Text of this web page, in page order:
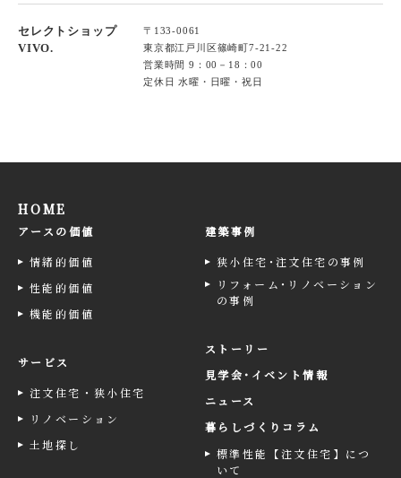
セレクトショップ
VIVO.
〒133-0061
東京都江戸川区篠崎町7-21-22
営業時間 9：00－18：00
定休日 水曜・日曜・祝日
HOME
アースの価値
情緒的価値
性能的価値
機能的価値
サービス
注文住宅・狭小住宅
リノベーション
土地探し
建築事例
狭小住宅･注文住宅の事例
リフォーム･リノベーション
の事例
ストーリー
見学会･イベント情報
ニュース
暮らしづくりコラム
標準性能【注文住宅】につ
いて